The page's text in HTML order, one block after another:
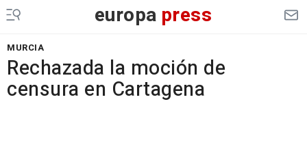
europa press
MURCIA
Rechazada la moción de
censura en Cartagena